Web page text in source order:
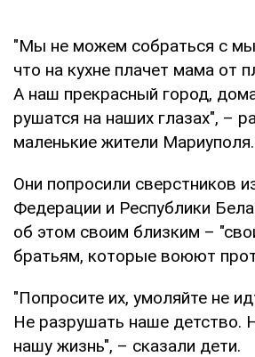
"Мы не можем собраться с
что на кухне плачет мама от
А наш прекрасный город,
рушатся на наших глазах", –
маленькие жители Мариуполя.
Они попросили сверстников
Федерации и Республики
об этом своим близким –
братьям, которые воюют
"Попросите их, умоляйте не
Не разрушать наше детство.
нашу жизнь", – сказали дети.